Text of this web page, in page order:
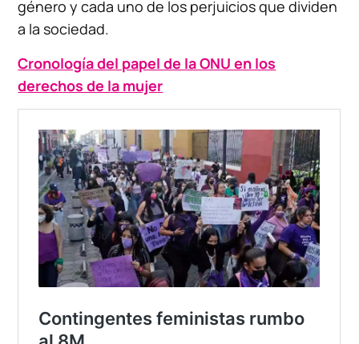
género y cada uno de los perjuicios que dividen
a la sociedad.
Cronología del papel de la ONU en los
derechos de la mujer